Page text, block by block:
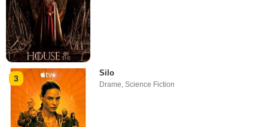
3
Silo
Drame,Science Fiction